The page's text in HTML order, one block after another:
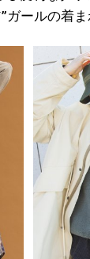
ガールの着ま